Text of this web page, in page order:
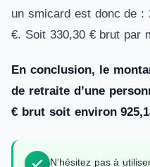
un smicard est donc de :
€. Soit 330,30 € brut par
En conclusion, le
de retraite d’une
€ brut soit environ
N’hésitez pas à